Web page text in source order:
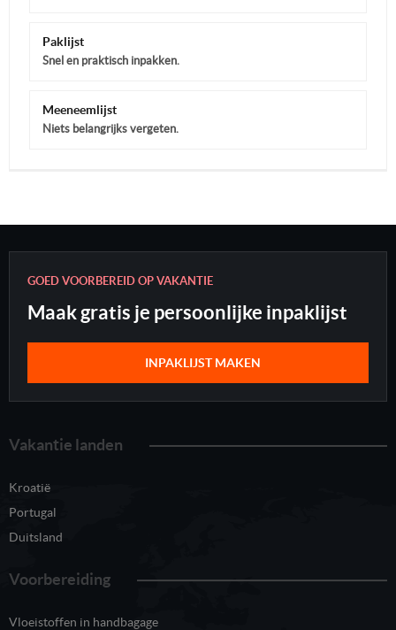
Paklijst
Snel en praktisch inpakken.
Meeneemlijst
Niets belangrijks vergeten.
GOED VOORBEREID OP VAKANTIE
Maak gratis je persoonlijke inpaklijst
INPAKLIJST MAKEN
Vakantie landen
Kroatië
Portugal
Duitsland
Voorbereiding
Vloeistoffen in handbagage